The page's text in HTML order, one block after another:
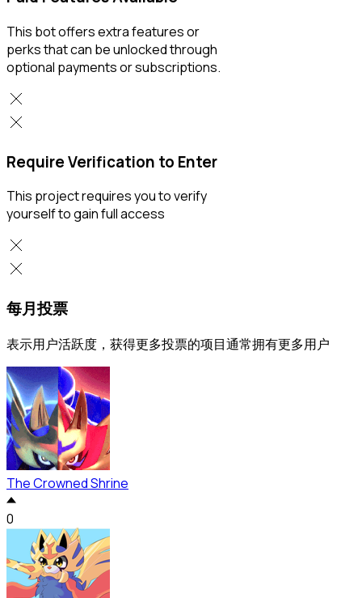
This bot offers extra features or
perks that can be unlocked through
optional payments or subscriptions.
Require Verification to Enter
This project requires you to verify
yourself to gain full access
每月投票
表示用户活跃度，获得更多投票的项目通常拥有更多用户
The Crowned Shrine
0